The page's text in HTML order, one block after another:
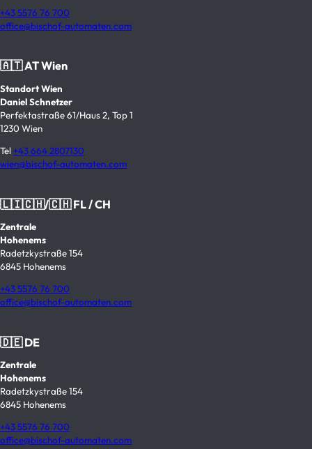
+43 5576 76 700
office@bischof-automaten.com
🇦🇹 AT Wien
Standort Wien
Daniel Schnetzer
Perfektastraße 61/Haus 2, Top 1
1230 Wien
Tel +43 664 2807130
wien@bischof-automaten.com
🇱🇮🇨🇭/🇨🇭 FL / CH
Zentrale
Hohenems
Radetzkystraße 154
6845 Hohenems
+43 5576 76 700
office@bischof-automaten.com
🇩🇪 DE
Zentrale
Hohenems
Radetzkystraße 154
6845 Hohenems
+43 5576 76 700
office@bischof-automaten.com